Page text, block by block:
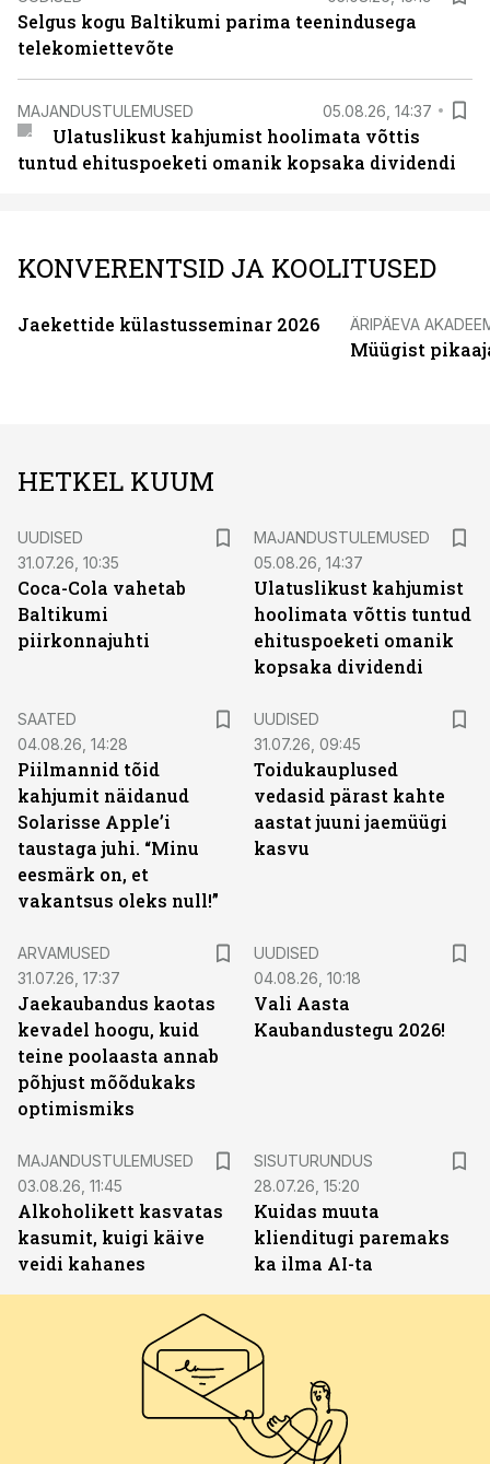
Selgus kogu Baltikumi parima teenindusega
telekomiettevõte
MAJANDUSTULEMUSED 05.08.26, 14:37
Ulatuslikust kahjumist hoolimata võttis
tuntud ehituspoeketi omanik kopsaka dividendi
KONVERENTSID JA KOOLITUSED
Jaekettide külastusseminar 2026 ÄRIPÄEVA
Müügist
HETKEL KUUM
UUDISED
31.07.26, 10:35
Coca-Cola vahetab
Baltikumi
piirkonnajuhti
MAJANDUSTULEMUSED
05.08.26, 14:37
Ulatuslikust kahjumist
hoolimata võttis tuntud
ehituspoeketi omanik
kopsaka dividendi
SAATED
04.08.26, 14:28
Piilmannid tõid
kahjumit näidanud
Solarisse Apple’i
taustaga juhi. “Minu
eesmärk on, et
vakantsus oleks null!”
UUDISED
31.07.26, 09:45
Toidukauplused
vedasid pärast kahte
aastat juuni jaemüügi
kasvu
ARVAMUSED
31.07.26, 17:37
Jaekaubandus kaotas
kevadel hoogu, kuid
teine poolaasta annab
põhjust mõõdukaks
optimismiks
UUDISED
04.08.26, 10:18
Vali Aasta
Kaubandustegu 2026!
MAJANDUSTULEMUSED
03.08.26, 11:45
Alkoholikett kasvatas
kasumit, kuigi käive
veidi kahanes
SISUTURUNDUS
28.07.26, 15:20
Kuidas muuta
klienditugi paremaks
ka ilma AI-ta